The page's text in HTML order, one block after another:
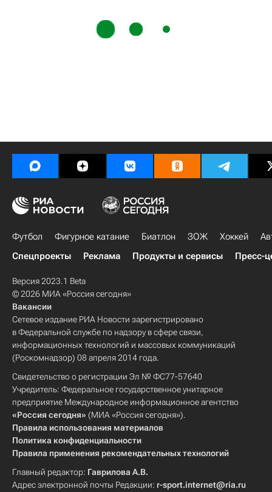
Футбол Фигурное катание Биатлон ЗОЖ Хоккей
Спецпроекты
Реклама Продукты и сервисы Пресс-
Версия 2023.1 Beta
© 2026 МИА «Россия сегодня»
Вакансии
Сетевое издание РИА Новости зарегистрировано
в Федеральной службе по надзору в сфере связи,
информационных технологий и массовых коммуникаций
(Роскомнадзор) 08 апреля 2014 года.
Свидетельство о регистрации Эл № ФС77-57640
Учредитель: Федеральное государственное унитарное
предприятие Международное информационное агентство
«Россия сегодня» (МИА «Россия сегодня»).
Правила использования материалов
Политика конфиденциальности
Правила применения рекомендательных технологий
Главный редактор: Гаврилова А.В.
Адрес электронной почты Редакции: r-sport.internet@ria.ru